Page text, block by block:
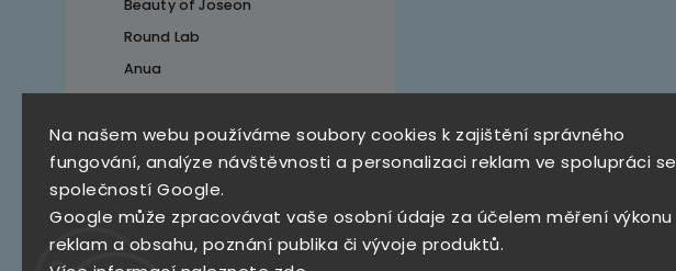
Na našem webu používáme soubory cookies k zajištění správného
fungování, analýze návštěvnosti a personalizaci reklam ve spolupráci se
společností Google.
Google může zpracovávat vaše osobní údaje za účelem měření výkonu
reklam a obsahu, poznání publika či vývoje produktů.
Beauty of Joseon
Round Lab
Anua
Top 10 produktů
SKZ Mystery Box
790 Kč